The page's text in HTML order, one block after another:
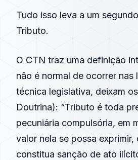
Tudo isso leva a um
Tributo.
O CTN traz uma definição
não é normal de ocorrer nas
técnica legislativa, deixam
Doutrina): “Tributo é toda
pecuniária compulsória, em
valor nela se possa exprimir,
constitua sanção de ato